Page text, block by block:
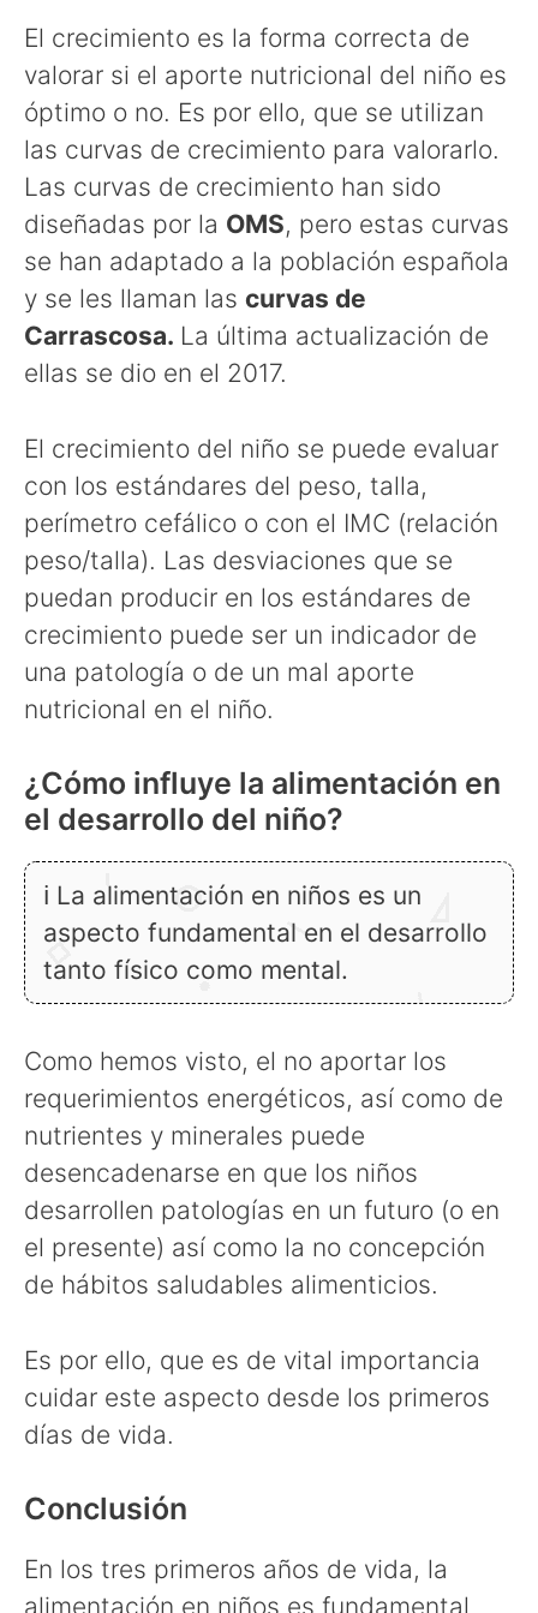
El crecimiento es la forma correcta de
valorar si el aporte nutricional del niño es
óptimo o no. Es por ello, que se utilizan
las curvas de crecimiento para valorarlo.
Las curvas de crecimiento han sido
diseñadas por la OMS, pero estas curvas
se han adaptado a la población española
y se les llaman las curvas de
Carrascosa. La última actualización de
ellas se dio en el 2017.
El crecimiento del niño se puede evaluar
con los estándares del peso, talla,
perímetro cefálico o con el IMC (relación
peso/talla). Las desviaciones que se
puedan producir en los estándares de
crecimiento puede ser un indicador de
una patología o de un mal aporte
nutricional en el niño.
¿Cómo influye la alimentación en
el desarrollo del niño?
ℹ La alimentación en niños es un
aspecto fundamental en el desarrollo
tanto físico como mental.
Como hemos visto, el no aportar los
requerimientos energéticos, así como de
nutrientes y minerales puede
desencadenarse en que los niños
desarrollen patologías en un futuro (o en
el presente) así como la no concepción
de hábitos saludables alimenticios.
Es por ello, que es de vital importancia
cuidar este aspecto desde los primeros
días de vida.
Conclusión
En los tres primeros años de vida, la
alimentación en niños es fundamental